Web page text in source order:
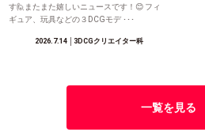
す🙋またまた嬉しいニュースです！😊 フィ
ギュア、玩具などの３DCGモデ ･･･
2026.7.14│3DCGクリエイター科
一覧を見る